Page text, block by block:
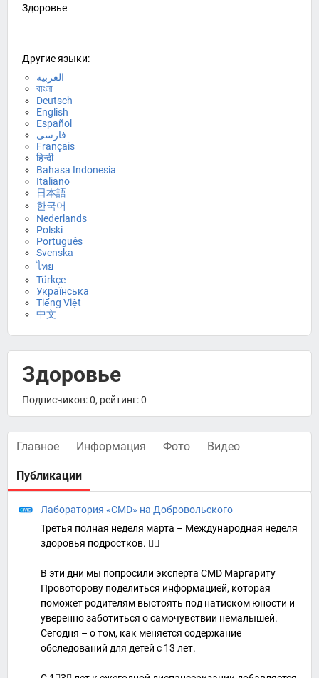
Здоровье
Другие языки:
العربية
বাংলা
Deutsch
English
Español
فارسی
Français
हिन्दी
Bahasa Indonesia
Italiano
日本語
한국어
Nederlands
Polski
Português
Svenska
ไทย
Türkçe
Українська
Tiếng Việt
中文
Здоровье
Подписчиков: 0, рейтинг: 0
Главное Информация Фото Видео
Публикации
Лаборатория «CMD» на Добровольского
Третья полная неделя марта – Международная неделя
здоровья подростков. 🚶‍♂
В эти дни мы попросили эксперта CMD Маргариту
Провоторову поделиться информацией, которая
поможет родителям выстоять под натиском юности и
уверенно заботиться о самочувствии немалышей.
Сегодня – о том, как меняется содержание
обследований для детей с 13 лет.